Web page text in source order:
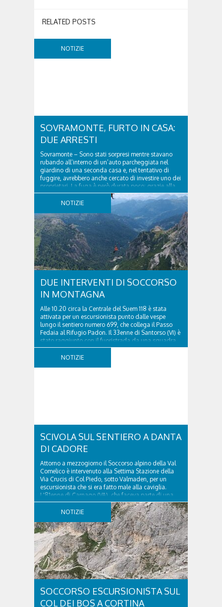
RELATED POSTS
NOTIZIE
SOVRAMONTE, FURTO IN CASA:
DUE ARRESTI
Sovramonte – Sono stati sorpresi mentre stavano
rubando all’interno di un’auto parcheggiata nel
giardino di una seconda casa e, nel tentativo di
fuggire, avrebbero anche cercato di investire uno dei
proprietari. La fuga è però durata poco: grazie alla
tempestiva chiamata al 112 e all’intervento...
NOTIZIE
DUE INTERVENTI DI SOCCORSO
IN MONTAGNA
Alle 10.20 circa la Centrale del Suem 118 è stata
attivata per un escursionista punto dalle vespe
lungo il sentiero numero 699, che collega il Passo
Fedaia al Rifugio Padon. Il 33enne di Santorso (VI) è
stato raggiunto con il fuoristrada da una squadra
del Soccorso alpino della Val Pettorina...
NOTIZIE
SCIVOLA SUL SENTIERO A DANTA
DI CADORE
Attorno a mezzogiorno il Soccorso alpino della Val
Comelico è intervenuto alla Settima Stazione della
Via Crucis di Col Piedo, sotto Valmaden, per un
escursionista che si era fatto male alla caviglia.
L'81enne di Carnago (VA), che faceva parte di una
comitiva e aveva riportato un trauma...
NOTIZIE
SOCCORSO ESCURSIONISTA SUL
COL DEI BOS A CORTINA